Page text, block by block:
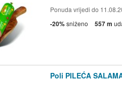
Ponuda vrijedi do
-20%sniženo 557 m
Poli PILEĆA